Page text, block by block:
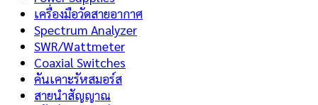
เครื่องมือวัดสายอากาศ
Spectrum Analyzer
SWR/Wattmeter
Coaxial Switches
คันเคาะรัหสมอร์ส
สายนำสัญญาณ